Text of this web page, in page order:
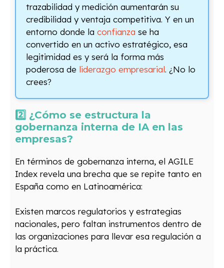
trazabilidad y medición aumentarán su
credibilidad y ventaja competitiva. Y en un
entorno donde la confianza se ha
convertido en un activo estratégico, esa
legitimidad es y será la forma más
poderosa de liderazgo empresarial. ¿No lo
crees?
2️⃣ ¿Cómo se estructura la
gobernanza interna de IA en las
empresas?
En términos de gobernanza interna, el AGILE
Index revela una brecha que se repite tanto en
España como en Latinoamérica:
Existen marcos regulatorios y estrategias
nacionales, pero faltan instrumentos dentro de
las organizaciones para llevar esa regulación a
la práctica.